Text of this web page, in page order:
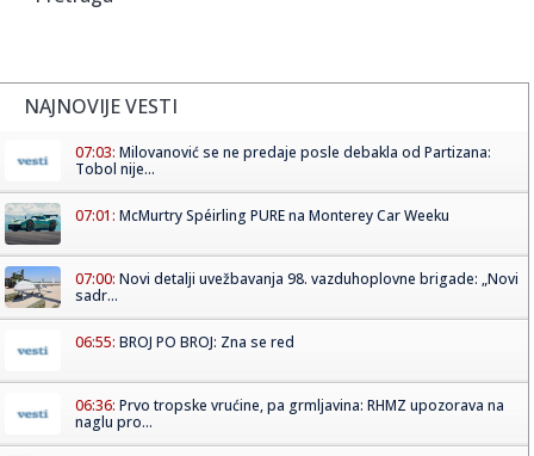
NAJNOVIJE VESTI
07:03: Milovanović se ne predaje posle debakla od Partizana:
Tobol nije...
07:01: McMurtry Spéirling PURE na Monterey Car Weeku
07:00: Novi detalji uvežbavanja 98. vazduhoplovne brigade: „Novi
sadr...
06:55: BROJ PO BROJ: Zna se red
06:36: Prvo tropske vrućine, pa grmljavina: RHMZ upozorava na
naglu pro...